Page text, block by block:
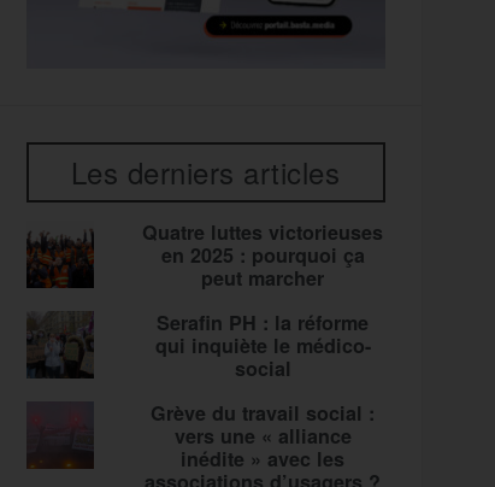
Les derniers articles
Quatre luttes victorieuses
en 2025 : pourquoi ça
peut marcher
Serafin PH : la réforme
qui inquiète le médico-
social
Grève du travail social :
vers une « alliance
inédite » avec les